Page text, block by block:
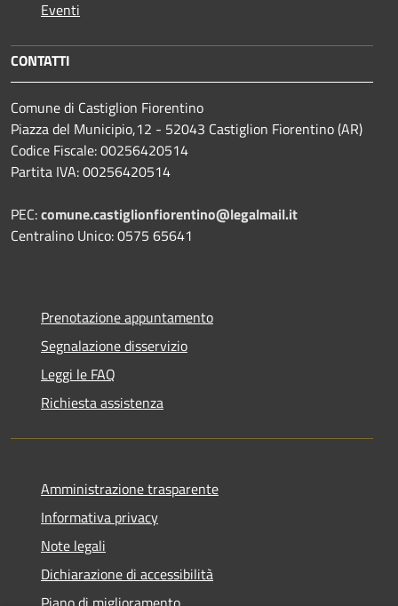
Eventi
CONTATTI
Comune di Castiglion Fiorentino
Piazza del Municipio,12 - 52043 Castiglion Fiorentino (AR)
Codice Fiscale: 00256420514
Partita IVA: 00256420514
PEC:comune.castiglionfiorentino@legalmail.it
Centralino Unico: 0575 65641
Prenotazione appuntamento
Segnalazione disservizio
Leggi le FAQ
Richiesta assistenza
Amministrazione trasparente
Informativa privacy
Note legali
Dichiarazione di accessibilità